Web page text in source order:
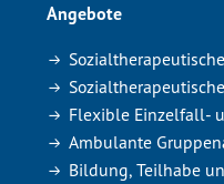
Angebote
Flexible Einzelfall-
Ambulante
Bildung, Teilhabe